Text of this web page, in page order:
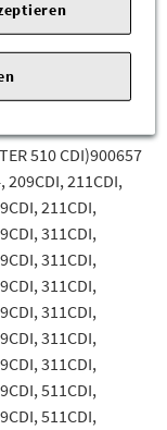
oder
Benz
510 CDI)900657
209CDI, 211CDI,
211CDI,
311CDI,
311CDI,
311CDI,
311CDI,
311CDI,
311CDI,
511CDI,
511CDI,